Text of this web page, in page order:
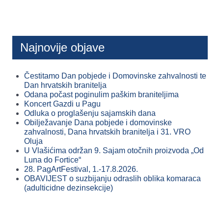
Najnovije objave
Čestitamo Dan pobjede i Domovinske zahvalnosti te
Dan hrvatskih branitelja
Odana počast poginulim paškim braniteljima
Koncert Gazdi u Pagu
Odluka o proglašenju sajamskih dana
Obilježavanje Dana pobjede i domovinske
zahvalnosti, Dana hrvatskih branitelja i 31. VRO
Oluja
U Vlašićima održan 9. Sajam otočnih proizvoda „Od
Luna do Fortice“
28. PagArtFestival, 1.-17.8.2026.
OBAVIJEST o suzbijanju odraslih oblika komaraca
(adulticidne dezinsekcije)